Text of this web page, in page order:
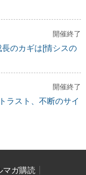
開催終了
長のカギは[情シスの
開催終了
ラスト、不断のサイ
マガ購読